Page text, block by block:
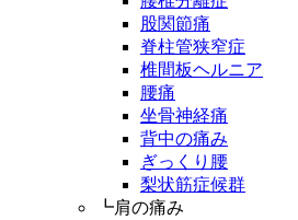
股関節痛
脊柱管狭窄症
椎間板ヘルニア
腰痛
坐骨神経痛
背中の痛み
ぎっくり腰
梨状筋症候群
┗肩の痛み